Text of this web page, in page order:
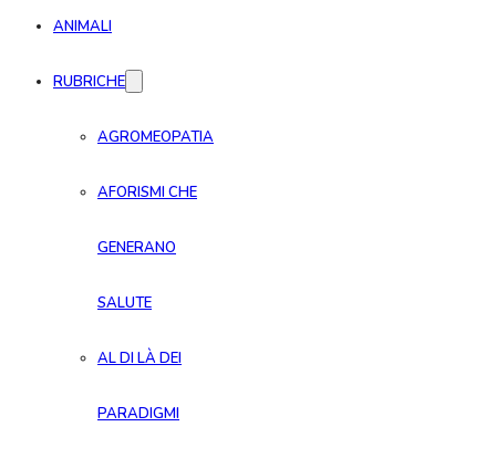
ANIMALI
RUBRICHE
AGROMEOPATIA
AFORISMI CHE
GENERANO
SALUTE
AL DI LÀ DEI
PARADIGMI